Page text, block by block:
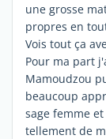
une grosse
propres en
Vois tout ça
Pour ma part
Mamoudzou
beaucoup
sage femme
tellement de